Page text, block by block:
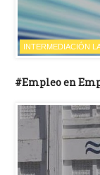
INTERMEDIACIÓN
#Empleo en